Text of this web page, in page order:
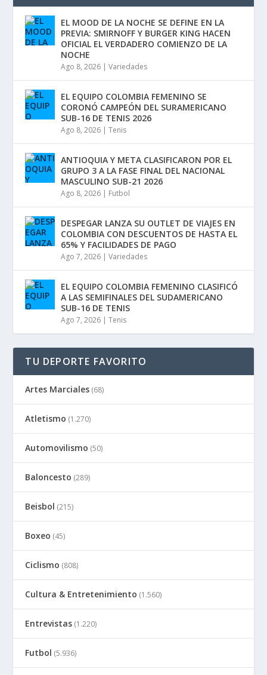
EL MOOD DE LA NOCHE SE DEFINE EN LA
PREVIA: SMIRNOFF Y BURGER KING HACEN
OFICIAL EL VERDADERO COMIENZO DE LA
NOCHE
Ago 8, 2026 |Variedades
EL EQUIPO COLOMBIA FEMENINO SE
CORONÓ CAMPEÓN DEL SURAMERICANO
SUB-16 DE TENIS 2026
Ago 8, 2026 |Tenis
ANTIOQUIA Y META CLASIFICARON POR EL
GRUPO 3 A LA FASE FINAL DEL NACIONAL
MASCULINO SUB-21 2026
Ago 8, 2026 | Futbol
DESPEGAR LANZA SU OUTLET DE VIAJES EN
COLOMBIA CON DESCUENTOS DE HASTA EL
65% Y FACILIDADES DE PAGO
Ago 7, 2026 |Variedades
EL EQUIPO COLOMBIA FEMENINO CLASIFICÓ
A LAS SEMIFINALES DEL SUDAMERICANO
SUB-16 DE TENIS
Ago 7, 2026 |Tenis
TU DEPORTE FAVORITO
Artes Marciales (68)
Atletismo (1.270)
Automovilismo (50)
Baloncesto (289)
Beisbol (215)
Boxeo (45)
Ciclismo (808)
Cultura & Entretenimiento (1.560)
Entrevistas (1.220)
Futbol (5.936)